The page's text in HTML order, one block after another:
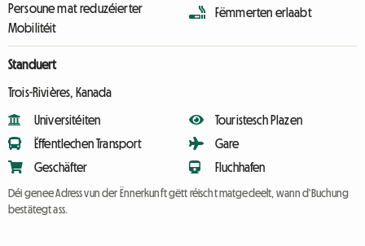
Persoune mat reduzéierter
Mobilitéit
Fëmmerten erlaabt
Standuert
Trois-Rivières, Kanada
Universitéiten
Ëffentlechen Transport
Geschäfter
Touristesch Plazen
Gare
Fluchhafen
Déi genee Adress vun der Ënnerkunft gëtt réischt matgedeelt, wann d'Buchung
bestätegt ass.